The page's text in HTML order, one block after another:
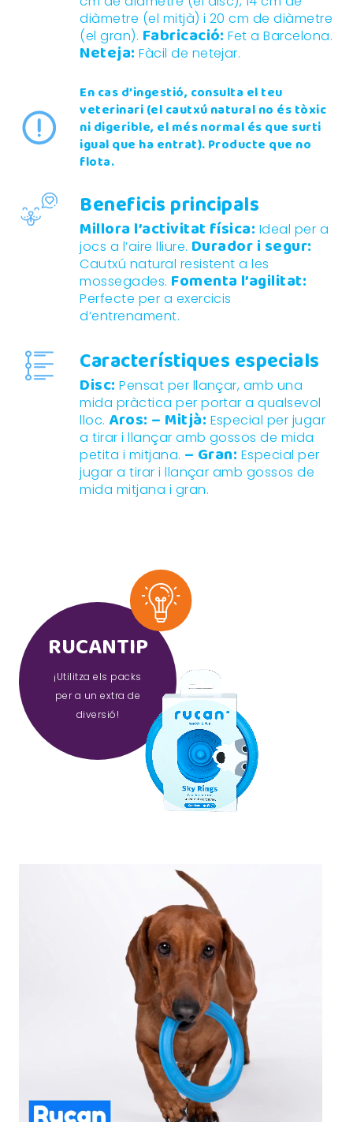
diàmetre (el mitjà) i 20 cm de diàmetre
(el gran). Fabricació: Fet a Barcelona.
Neteja:Fàcil de netejar.
En cas d’ingestió, consulta el teu
veterinari (el cautxú natural no és tòxic
ni digerible, el més normal és que surti
igual que ha entrat). Producte que no
flota.
Beneficis principals
Millora l’activitat física: Ideal per a
jocs a l’aire lliure. Durador i segur:
Cautxú natural resistent a les
mossegades. Fomenta l’agilitat:
Perfecte per a exercicis
d’entrenament.
Característiques especials
Disc: Pensat per llançar, amb una
mida pràctica per portar a qualsevol
lloc. Aros: – Mitjà: Especial per jugar
a tirar i llançar amb gossos de mida
petita i mitjana. – Gran: Especial per
jugar a tirar i llançar amb gossos de
mida mitjana i gran.
RUCANTIP
¡Utilitza els packs
per a un extra de
diversió!